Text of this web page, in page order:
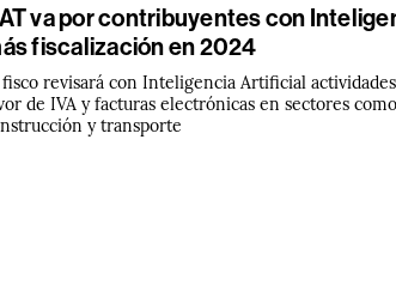
va por contribuyentes con
fiscalización en 2024
revisará con Inteligencia Artificial
de IVA y facturas electrónicas en sectores
y transporte